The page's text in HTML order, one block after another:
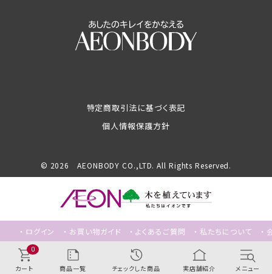
ログイン お買い物ガイド よくあるご質問 私たちについて
0
特定商取引法に基づく表記
個人情報保護方針
© 2026 AEONBODY CO.,LTD. All Rights Reserved.